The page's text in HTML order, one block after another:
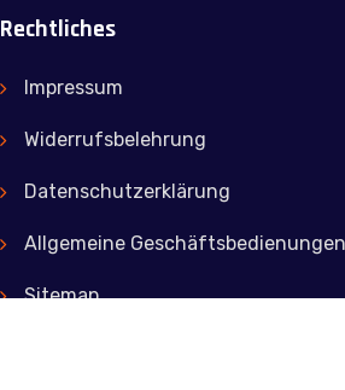
Rechtliches
Impressum
Widerrufsbelehrung
Datenschutzerklärung
Allgemeine Geschäftsbedienungen
Sitemap